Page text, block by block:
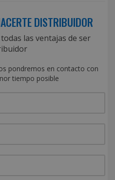
DISTRIBUIDOR
las ventajas de ser
pondremos en contacto con
tiempo posible